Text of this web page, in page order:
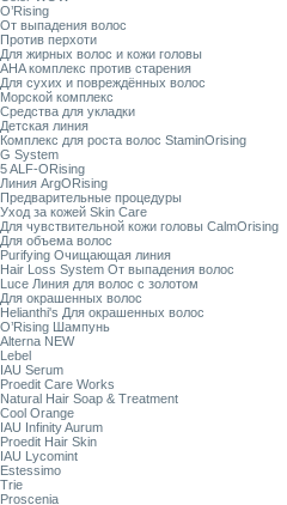
O’Rising
От выпадения волос
Против перхоти
Для жирных волос и кожи головы
AHA комплекс против старения
Для сухих и повреждённых волос
Морской комплекс
Средства для укладки
Детская линия
Комплекс для роста волос StaminOrising
G System
5 ALF-ORising
Линия ArgORising
Предварительные процедуры
Уход за кожей Skin Care
Для чувствительной кожи головы CalmOrising
Для объема волос
Purifying Очищающая линия
Hair Loss System От выпадения волос
Luce Линия для волос с золотом
Для окрашенных волос
Helianthi's Для окрашенных волос
O’Rising Шампунь
Alterna NEW
Lebel
IAU Serum
Proedit Care Works
Natural Hair Soap & Treatment
Cool Orange
IAU Infinity Aurum
Proedit Hair Skin
IAU Lycomint
Estessimo
Trie
Proscenia